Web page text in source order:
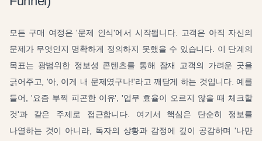
모든 구매 여정은 '문제 인식'에서 시작됩니다. 고객은 아직 자신의
문제가 무엇인지 명확하게 정의하지 못했을 수 있습니다. 이 단계의
목표는 광범위한 정보성 콘텐츠를 통해 잠재 고객의 가려운 곳을
긁어주고, '아, 이게 내 문제였구나!'라고 깨닫게 하는 것입니다. 예를
들어, '요즘 부쩍 피곤한 이유', '업무 효율이 오르지 않을 때 체크할
것'과 같은 주제로 접근합니다. 여기서 핵심은 단순히 정보를
나열하는 것이 아니라, 독자의 상황과 감정에 깊이 공감하며 '나만